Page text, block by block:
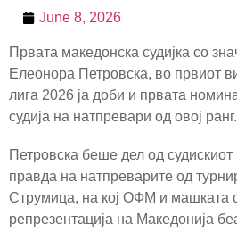
June 8, 2026
Првата македонска судијка со
Елеонора Петровска, во првиот
лига 2026 ја доби и првата
судија на натпревари од овој ранг.
Петровска беше дел од
правда на натпреварите од
Струмица, на кој ОФМ и машката
репрезентација на Македонија